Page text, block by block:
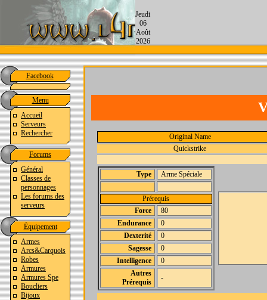
Jeudi
06
Août
2026
Facebook
Menu
Accueil
Serveurs
Rechercher
Forums
Général
Classes de
personnages
Les forums des
serveurs
Équipement
Armes
Arcs&Carquois
Robes
Armures
Armures Spe
Boucliers
Bijoux
Original Name
Quickstrike
Type Arme Spéciale
Prérequis
Force
80
Endurance
0
Dexterité
0
Sagesse
0
Intelligence
0
Autres
Prérequis
-